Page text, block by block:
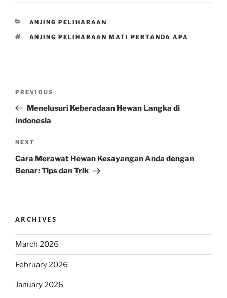
CATEGORIES
ANJING PELIHARAAN
TAGS
ANJING PELIHARAAN MATI PERTANDA APA
Previous
Post
PREVIOUS
Menelusuri Keberadaan Hewan Langka di
Indonesia
Next
Post
NEXT
Cara Merawat Hewan Kesayangan Anda dengan
Benar: Tips dan Trik
ARCHIVES
March 2026
February 2026
January 2026